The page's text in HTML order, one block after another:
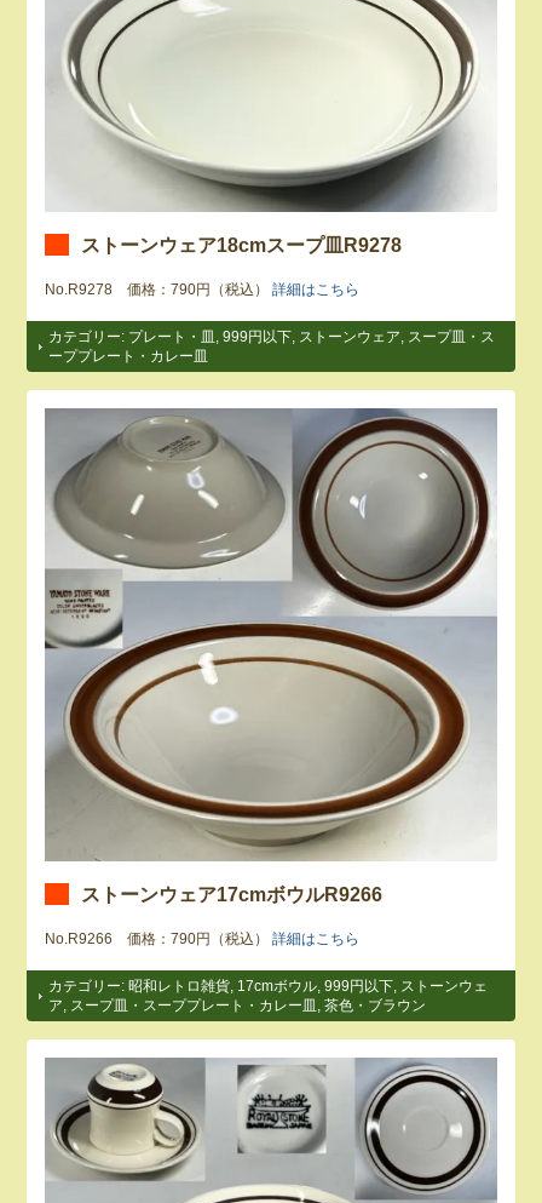
ストーンウェア18cmスープ皿R9278
No.R9278 価格：790円（税込）詳細はこちら
カテゴリー: プレート・皿 ,999円以下 ストーンウェア
スープ皿・ス
ーププレート・カレー皿
ストーンウェア17cmボウルR9266
No.R9266 価格：790円（税込）詳細はこちら
カテゴリー: 昭和レトロ雑貨 17cmボウル ,999円以下
ストーンウェ
ア
スープ皿・スーププレート・カレー皿 ,茶色・ブラウン